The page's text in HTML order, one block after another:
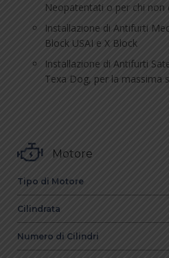
Neopatentati o per chi non
Installazione di Antifurti
Block USAI e X Block
Installazione di Antifurti
Texa Dog, per la massima
Motore
Tipo di Motore
Cilindrata
Numero di Cilindri